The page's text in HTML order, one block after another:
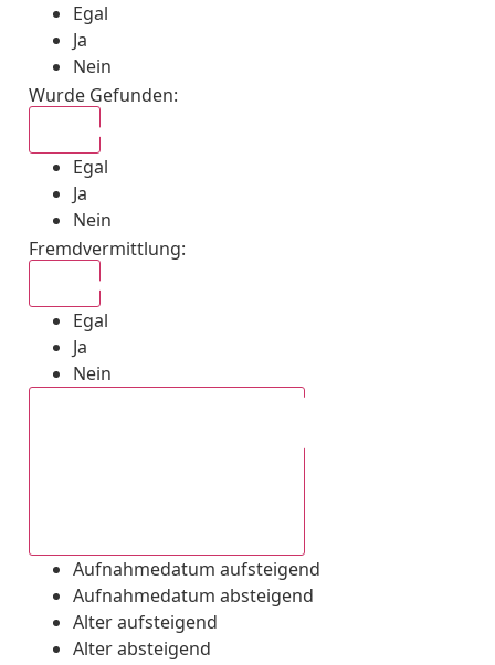
Egal
Ja
Nein
Wurde Gefunden:
Egal
Ja
Nein
Fremdvermittlung:
Egal
Ja
Nein
Aufnahmedatum aufsteigend
Aufnahmedatum absteigend
Alter aufsteigend
Alter absteigend